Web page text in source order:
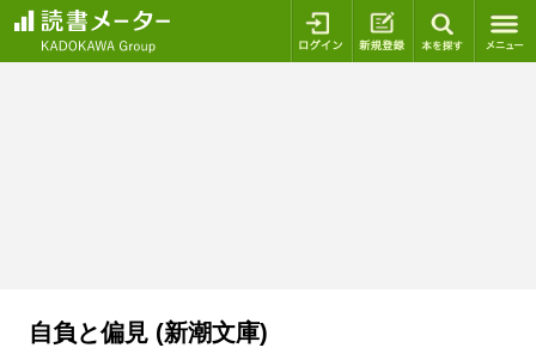
ログイン 新規登録
自負と偏見 (新潮文庫)